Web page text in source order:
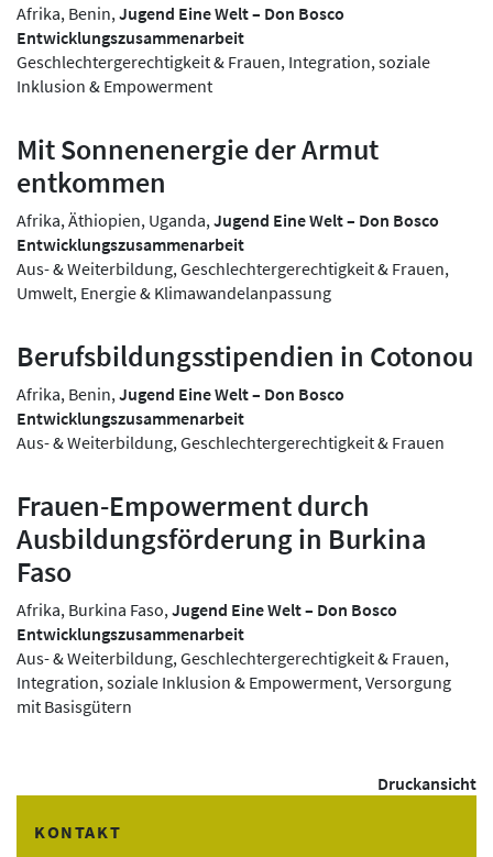
Afrika, Benin, Jugend Eine Welt – Don Bosco
Entwicklungszusammenarbeit
Geschlechtergerechtigkeit & Frauen, Integration, soziale
Inklusion & Empowerment
Mit Sonnenenergie der Armut
entkommen
Afrika, Äthiopien, Uganda, Jugend Eine Welt – Don Bosco
Entwicklungszusammenarbeit
Aus- & Weiterbildung, Geschlechtergerechtigkeit & Frauen,
Umwelt, Energie & Klimawandelanpassung
Berufsbildungsstipendien in Cotonou
Afrika, Benin, Jugend Eine Welt – Don Bosco
Entwicklungszusammenarbeit
Aus- & Weiterbildung, Geschlechtergerechtigkeit & Frauen
Frauen-Empowerment durch
Ausbildungsförderung in Burkina
Faso
Afrika, Burkina Faso, Jugend Eine Welt – Don Bosco
Entwicklungszusammenarbeit
Aus- & Weiterbildung, Geschlechtergerechtigkeit & Frauen,
Integration, soziale Inklusion & Empowerment, Versorgung
mit Basisgütern
Druckansicht
KONTAKT